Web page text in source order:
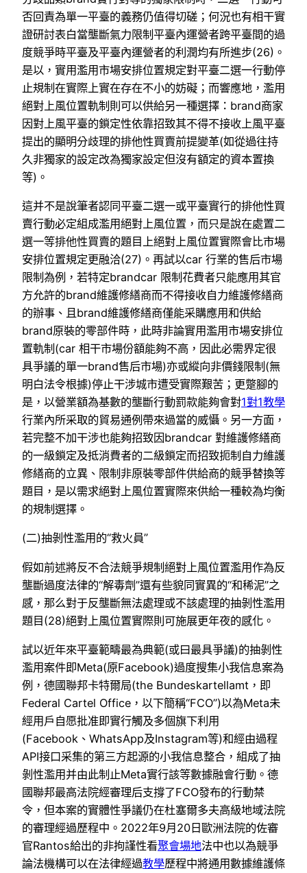
否回責為單一平臺的義務仍值得切磋；何況也有相干實
證研討表白當壟斷氣力限制平臺內運營者跨平臺間的過
度競爭時平臺及平臺內運營者的利潤均有所進步(26)。
是以，實用濫用市場安排位置規定對平臺二選一行動停
止規制在實際上實在存在不小的妨礙；而響應地，濫用
絕對上風位置軌制則可以供給另一種選擇：brand商家
因對上風平臺的鎖定性依靠招致其不得不接收上風平臺
提出的顯明分歧理的排他性買賣前提變革(如從過往持
久非獨家的設定改為獨家設定但沒有額定的資本置換
等)。
這并不是說筆者認同平臺二選一或平臺實行的排他性買
賣行動必定組成濫用絕對上風位置，而只是說在處置二
選一等排他性買賣的題目上絕對上風位置實際會比市場
安排位置規定更融洽(27)。再試以car 行業的售后市場
限制為例，若特定brandcar 限制花費者只能應用其官
方允許的brand維護修繕商而不得接收自力維護修繕商
的辦事、且brand維護修繕商僅能采購應用和供給
brand原裝的零部件時，此時非論實用濫用市場安排位
置軌制(car 相干市場份額能夠不高，因此必需界定很
具爭議的單一brand售后市場)亦或縱向非價錢限制(無
明白法令根據)停止干涉城市遭受實際艱苦；更蹩腳的
是，以營業額為基數的壟斷行動罰款能夠會對1對1教學
行業內所采取的貿易通例帶來過當的威懾。另一方面，
若完整不加干涉也能夠招致因brandcar 對維護修繕商
的一級鎖定及抵消費者的二級鎖定而招致扼制自力維護
修繕商的立異、限制非原裝零部件供給商的競爭替換等
題目，是以需求絕對上風位置實際來供給一種較為均衡
的規制選擇。
(二)抽剝性濫用的“救火員”
假如前述將反不合法競爭規制絕對上風位置濫用作為反
壟斷過度法律的“解毒劑”還有些貌同實異的“和稀泥”之
感，那么對于反壟斷無法處理或不該處理的抽剝性濫用
題目(28)絕對上風位置實際則可施展更年夜的感化。
試以近年來平臺範疇最為典範(或曰最具爭議)的抽剝性
濫用案件即Meta(原Facebook)過度搜集小我信息案為
例，德國聯邦卡特爾局(the Bundeskartellamt，即
Federal Cartel Office，以下簡稱“FCO”)以為Meta未
經用戶自愿批准即實行觸及多個旗下利用
(Facebook、WhatsApp及Instagram等)和經由過程
API接口采集的第三方起源的小我信息整合，組成了抽
剝性濫用并由此制止Meta實行該等數據融會行動。德
國聯邦最高法院經審理后支撐了FCO發布的行動禁
令，但本案的實體性爭議仍在杜塞爾多夫高級地域法院
的審理經過歷程中。2022年9月20日歐洲法院的佐審
官Rantos給出的非拘謹性看聚會場地法中也以為競爭
論法機構可以在法律經過教學歷程中將通用數據維護條